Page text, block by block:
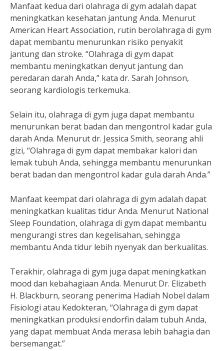
Manfaat kedua dari olahraga di gym adalah dapat
meningkatkan kesehatan jantung Anda. Menurut
American Heart Association, rutin berolahraga di gym
dapat membantu menurunkan risiko penyakit
jantung dan stroke. “Olahraga di gym dapat
membantu meningkatkan denyut jantung dan
peredaran darah Anda,” kata dr. Sarah Johnson,
seorang kardiologis terkemuka.
Selain itu, olahraga di gym juga dapat membantu
menurunkan berat badan dan mengontrol kadar gula
darah Anda. Menurut dr. Jessica Smith, seorang ahli
gizi, “Olahraga di gym dapat membakar kalori dan
lemak tubuh Anda, sehingga membantu menurunkan
berat badan dan mengontrol kadar gula darah Anda.”
Manfaat keempat dari olahraga di gym adalah dapat
meningkatkan kualitas tidur Anda. Menurut National
Sleep Foundation, olahraga di gym dapat membantu
mengurangi stres dan kegelisahan, sehingga
membantu Anda tidur lebih nyenyak dan berkualitas.
Terakhir, olahraga di gym juga dapat meningkatkan
mood dan kebahagiaan Anda. Menurut Dr. Elizabeth
H. Blackburn, seorang penerima Hadiah Nobel dalam
Fisiologi atau Kedokteran, “Olahraga di gym dapat
meningkatkan produksi endorfin dalam tubuh Anda,
yang dapat membuat Anda merasa lebih bahagia dan
bersemangat.”